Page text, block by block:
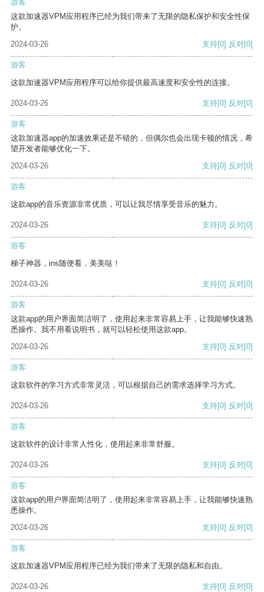
游客
这款加速器VPM应用程序已经为我们带来了无限的隐私保护和安全性保
护。
2024-03-26
支持[0] 反对[0]
游客
这款加速器VPM应用程序可以给你提供最高速度和安全性的连接。
2024-03-26 支持[0] 反对[0]
游客
这款加速器app的加速效果还是不错的，但偶尔也会出现卡顿的情况，希
望开发者能够优化一下。
2024-03-26
支持[0] 反对[0]
游客
这款app的音乐资源非常优质，可以让我尽情享受音乐的魅力。
2024-03-26 支持[0] 反对[0]
游客
梯子神器，ins随便看，美美哒！
2024-03-26 支持[0] 反对[0]
游客
这款app的用户界面简洁明了，使用起来非常容易上手，让我能够快速熟
悉操作。我不用看说明书，就可以轻松使用这款app。
2024-03-26
支持[0] 反对[0]
游客
这款软件的学习方式非常灵活，可以根据自己的需求选择学习方式。
2024-03-26 支持[0] 反对[0]
游客
这款软件的设计非常人性化，使用起来非常舒服。
2024-03-26 支持[0] 反对[0]
游客
这款app的用户界面简洁明了，使用起来非常容易上手，让我能够快速熟
悉操作。
2024-03-26
支持[0] 反对[0]
游客
这款加速器VPM应用程序已经为我们带来了无限的隐私和自由。
2024-03-26 支持[0] 反对[0]